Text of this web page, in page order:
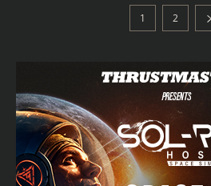
1 2